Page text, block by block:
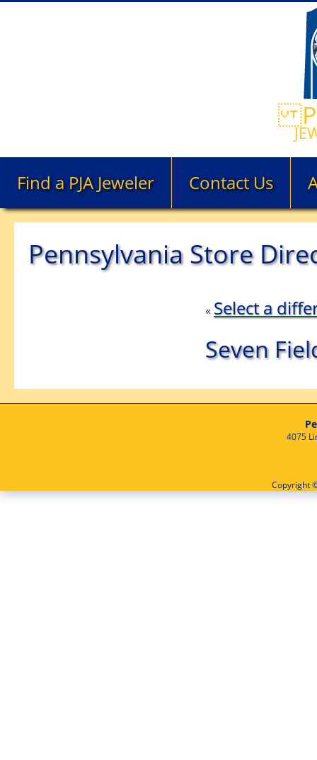
Find a PJA Jeweler Contact Us
Pennsylvania Store
« Select a
Seven
4075
Copyright